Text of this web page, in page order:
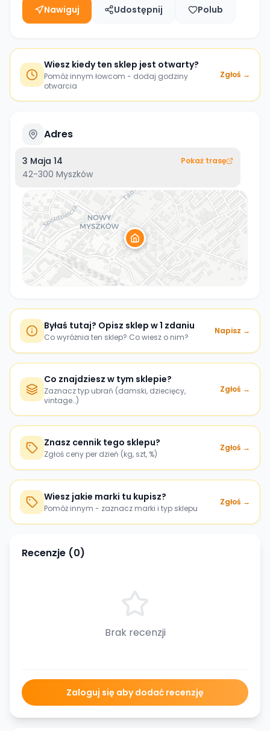
Nawiguj Udostępnij Polub
Wiesz kiedy ten sklep jest otwarty?
Pomóż innym łowcom - dodaj godziny
otwarcia
Zgłoś →
Adres
3 Maja 14
42-300 Myszków
Pokaż trasę
Byłaś tutaj? Opisz sklep w 1 zdaniu
Co wyróżnia ten sklep? Co wiesz o nim?
Napisz →
Co znajdziesz w tym sklepie?
Zaznacz typ ubrań (damski, dziecięcy,
vintage…)
Zgłoś →
Znasz cennik tego sklepu?
Zgłoś ceny per dzień (kg, szt, %)
Zgłoś →
Wiesz jakie marki tu kupisz?
Pomóż innym - zaznacz marki i typ sklepu
Zgłoś →
Recenzje (0)
Brak recenzji
Zaloguj się aby dodać recenzję